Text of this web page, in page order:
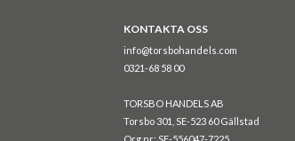
KONTAKTA OSS
info@torsbohandels.com
0321-68 58 00
TORSBO HANDELS AB
Torsbo 301, SE-523 60 Gällstad